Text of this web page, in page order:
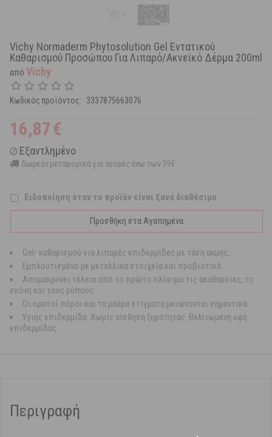
Vichy Normaderm Phytosolution Gel Εντατικού
Καθαρισμού Προσώπου Για Λιπαρό/Ακνεϊκό Δέρμα 200ml
από Vichy
Κωδικός προϊόντος: 3337875663076
16,87€
Εξαντλημένο
Δωρεάν μεταφορικά για αγορές άνω των 39€
Ειδοποίηση όταν το προϊόν είναι ξανά διαθέσιμο
Προσθήκη στα Αγαπημένα
Gel- καθαρισμού για λιπαρές επιδερμίδες με τάση ακμής,
Eμπλουτισμένο με μεταλλικά στοιχεία και προβιοτικά
Aπομακρύνει τέλεια από το πρώτο πλύσιμο τις ακαθαρσίες, τη
σκόνη και τους ρύπους.
Οι ορατοί πόροι και τα μαύρα στίγματα μειώνονται σημαντικά.
Υγιής επιδερμίδα. Χωρίς αίσθηση ξηρότητας. Βελτιωμένη υφή
επιδερμίδας.
Περιγραφή